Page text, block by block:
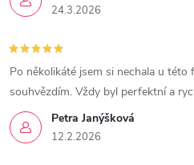
24.3.2026
Petra Janýšková
12.2.2026
Po několikáté jsem si nechala u této
souhvězdím. Vždy byl perfektní a